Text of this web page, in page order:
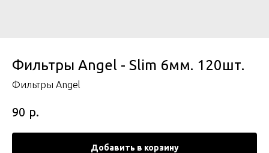
Фильтры Angel - Slim 6мм. 120шт.
Фильтры Angel
90 р.
Добавить в корзину